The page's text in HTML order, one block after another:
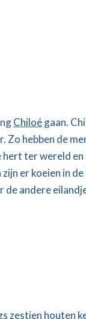
Chiloégaan.
hebben de
ter wereld
er koeien in
andere
zestien houten